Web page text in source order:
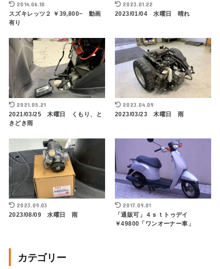
2014.06.10
スズキレッツ２ ￥39,800− 動画
有り
2023.01.22
2023/01/04 水曜日 晴れ
2021.05.21
2021/03/25 木曜日 くもり、と
きどき雨
2023.04.09
2023/03/23 木曜日 雨
2023.09.03
2023/08/09 水曜日 雨
2017.09.01
「通販可」４ｓｔトゥデイ
￥49800「ワンオーナー車」
カテゴリー